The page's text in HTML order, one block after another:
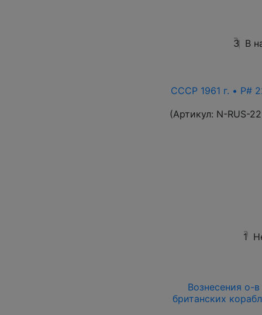
3 В
СССР 1961 г. • P#
(Артикул: N-RUS-
1
Вознесения о-
британских